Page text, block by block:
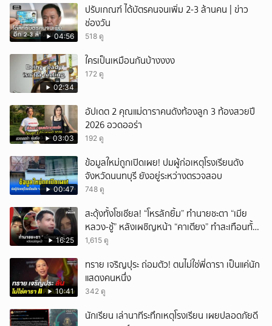
04:56
ปรับเกณฑ์ ได้บัตรคนจนเพิ่ม 2-3 ล้านคน | ข่าว
ช่องวัน
518 ดู
02:34
ใครเป็นเหมือนกันบ้างงงง
172 ดู
03:03
อัปเดต 2 คุณแม่ดาราคนดังท้องลูก 3 ท้องสวยปี
2026 อวดออร่า
192 ดู
00:47
ข้อมูลใหม่ถูกเปิดเผย! ปมผู้ก่อเหตุโรงเรียนดัง
จังหวัดนนทบุรี ยังอยู่ระหว่างตรวจสอบ
748 ดู
16:25
สะดุ้งทั้งโซเชียล! “โหรลักยิ้ม” ทำนายชะตา “เมีย
หลวง-ชู้” หลังเผชิญหน้า “คาเตียง” ทำสะเทือนทั้ง
ประเทศ
1,615 ดู
10:41
ทราย เจริญปุระ ถ่อมตัว! ตนไม่ใช่พี่ดารา เป็นแค่นัก
แสดงคนหนึ่ง
342 ดู
นักเรียน เล่านาทีระทึกเหตุโรงเรียน เผยปลอดภัยดี